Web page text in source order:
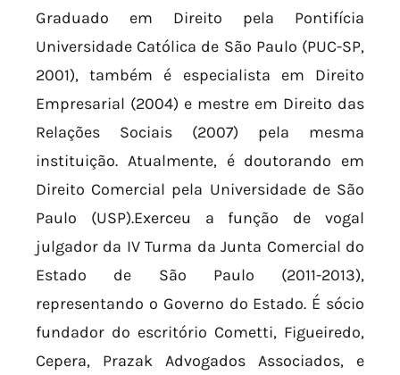
Graduado em Direito pela Pontifícia
Universidade Católica de São Paulo (PUC-SP,
2001), também é especialista em Direito
Empresarial (2004) e mestre em Direito das
Relações Sociais (2007) pela mesma
instituição. Atualmente, é doutorando em
Direito Comercial pela Universidade de São
Paulo (USP).Exerceu a função de vogal
julgador da IV Turma da Junta Comercial do
Estado de São Paulo (2011-2013),
representando o Governo do Estado. É sócio
fundador do escritório Cometti, Figueiredo,
Cepera, Prazak Advogados Associados, e